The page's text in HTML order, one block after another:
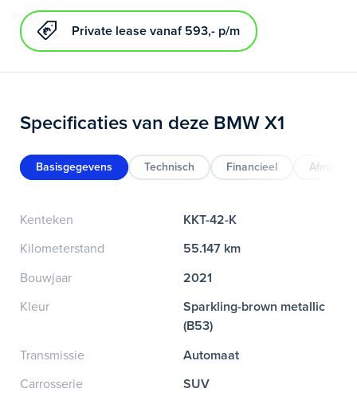
Private lease vanaf 593,- p/m
Specificaties van deze BMW X1
Basisgegevens Technisch Financieel
Kenteken
KKT-42-K
Kilometerstand
55.147 km
Bouwjaar
2021
Kleur
Sparkling-brown metallic
(B53)
Transmissie
Automaat
Carrosserie
SUV